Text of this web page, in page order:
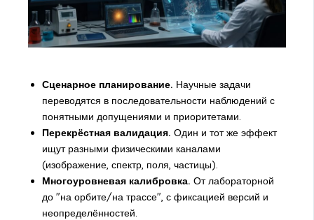
Сценарное планирование. Научные задачи
переводятся в последовательности наблюдений с
понятными допущениями и приоритетами.
Перекрёстная валидация. Один и тот же эффект
ищут разными физическими каналами
(изображение, спектр, поля, частицы).
Многоуровневая калибровка. От лабораторной
до "на орбите/на трассе", с фиксацией версий и
неопределённостей.